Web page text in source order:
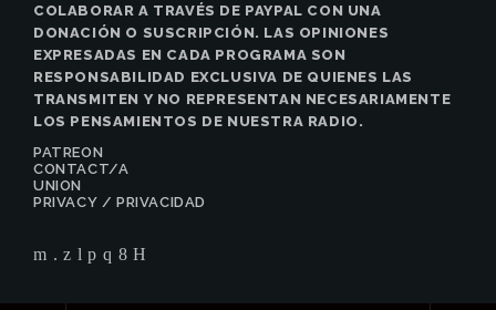
COLABORAR A TRAVÉS DE PAYPAL CON UNA
DONACIÓN O SUSCRIPCIÓN. LAS OPINIONES
EXPRESADAS EN CADA PROGRAMA SON
RESPONSABILIDAD EXCLUSIVA DE QUIENES LAS
TRANSMITEN Y NO REPRESENTAN NECESARIAMENTE
LOS PENSAMIENTOS DE NUESTRA RADIO.
PATREON
CONTACT/A
UNION
PRIVACY / PRIVACIDAD